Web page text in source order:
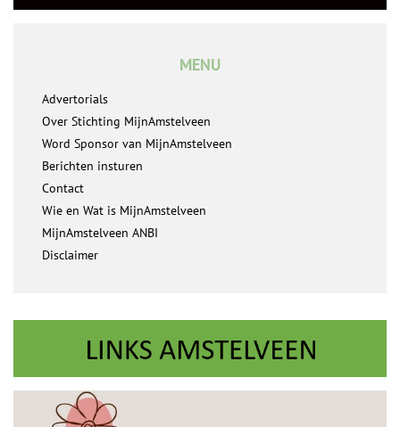
MENU
Advertorials
Over Stichting MijnAmstelveen
Word Sponsor van MijnAmstelveen
Berichten insturen
Contact
Wie en Wat is MijnAmstelveen
MijnAmstelveen ANBI
Disclaimer